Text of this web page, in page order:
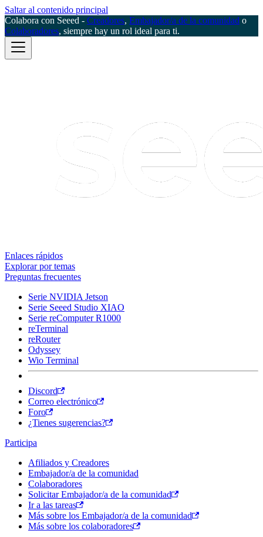
Saltar al contenido principal
Colabora con Seeed - Creadores, Embajador/a de la comunidad o
Colaboradores, siempre hay un rol ideal para ti.
Enlaces rápidos
Explorar por temas
Preguntas frecuentes
Serie NVIDIA Jetson
Serie Seeed Studio XIAO
Serie reComputer R1000
reTerminal
reRouter
Odyssey
Wio Terminal
Discord
Correo electrónico
Foro
¿Tienes sugerencias?
Participa
Afiliados y Creadores
Embajador/a de la comunidad
Colaboradores
Solicitar Embajador/a de la comunidad
Ir a las tareas
Más sobre los Embajador/a de la comunidad
Más sobre los colaboradores